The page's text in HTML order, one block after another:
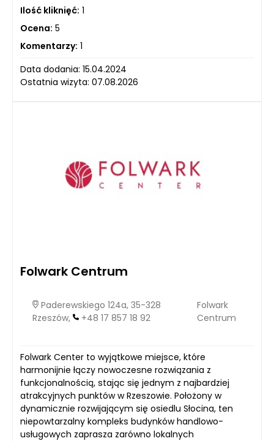
Ilość kliknięć: 1
Ocena: 5
Komentarzy: 1
Data dodania: 15.04.2024
Ostatnia wizyta: 07.08.2026
Folwark Centrum
Paderewskiego 124a, 35-328
Rzeszów,
+48 17 857 18 92
Folwark
Centrum
Folwark Center to wyjątkowe miejsce, które
harmonijnie łączy nowoczesne rozwiązania z
funkcjonalnością, stając się jednym z najbardziej
atrakcyjnych punktów w Rzeszowie. Położony w
dynamicznie rozwijającym się osiedlu Słocina, ten
niepowtarzalny kompleks budynków handlowo-
usługowych zaprasza zarówno lokalnych